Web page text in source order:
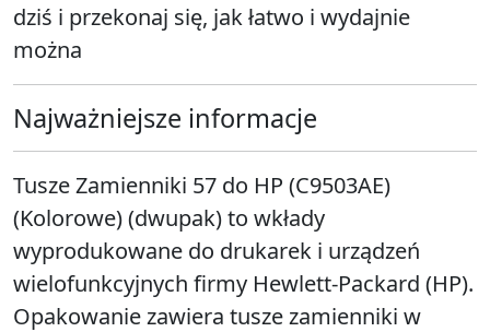
dziś i przekonaj się, jak łatwo i wydajnie
można
Najważniejsze informacje
Tusze Zamienniki 57 do HP (C9503AE)
(Kolorowe) (dwupak) to wkłady
wyprodukowane do drukarek i urządzeń
wielofunkcyjnych firmy Hewlett-Packard (HP).
Opakowanie zawiera tusze zamienniki w